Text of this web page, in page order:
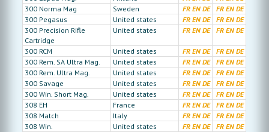
300 Norma Mag
Sweden FR EN DE FR EN DE
300 Pegasus
United states FR EN DE FR EN DE
300 Precision Rifle
Cartridge
United states FR EN DE FR EN DE
300 RCM United states FR EN DE FR EN DE
300 Rem. SA Ultra Mag.
United states FR EN DE FR EN DE
300 Rem. Ultra Mag.
United states FR EN DE FR EN DE
300 Savage
United states FR EN DE FR EN DE
300 Win. Short Mag.
United states FR EN DE FR EN DE
308 EH
France FR EN DE FR EN DE
308 Match
Italy FR EN DE FR EN DE
308 Win.
United states FR EN DE FR EN DE